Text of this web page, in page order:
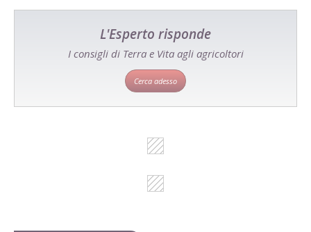
L'Esperto risponde
I consigli di Terra e Vita agli agricoltori
Cerca adesso